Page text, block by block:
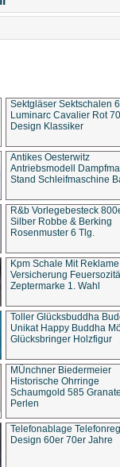
Sektgläser Sektschalen
Luminarc Cavalier Rot
Design Klassiker
Antikes Oesterwitz
Antriebsmodell
Stand Schleifmaschine
R&b Vorlegebesteck
Silber Robbe & Berking
Rosenmuster 6 Tlg.
Kpm Schale Mit Reklame
Versicherung
Zeptermarke 1. Wahl
Toller Glücksbuddha
Unikat Happy Buddha
Glücksbringer Holzfigur
MÜnchner Biedermeier
Historische Ohrringe
Schaumgold 585
Perlen
Telefonablage
Design 60er 70er Jahre